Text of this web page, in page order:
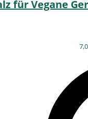
für Vegane